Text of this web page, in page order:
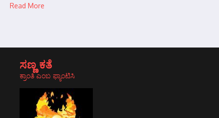
Read More
ಸಣ್ಣ ಕತೆ
ಕ್ರಾಂತಿ ಎಂಬ ಫ್ಯಾಂಟಿಸಿ